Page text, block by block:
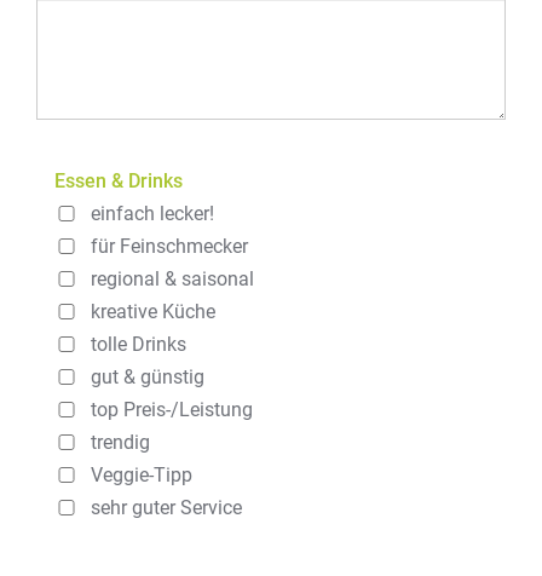
Essen & Drinks
einfach lecker!
für Feinschmecker
regional & saisonal
kreative Küche
tolle Drinks
gut & günstig
top Preis-/Leistung
trendig
Veggie-Tipp
sehr guter Service